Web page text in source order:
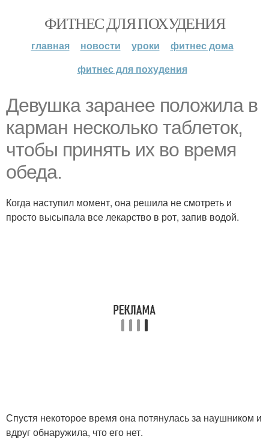
ФИТНЕС ДЛЯ ПОХУДЕНИЯ
главная новости уроки
фитнес дома
фитнес для похудения
Девушка заранее положила в
карман несколько таблеток,
чтобы принять их во время
обеда.
Когда наступил момент, она решила не смотреть и
просто высыпала все лекарство в рот, запив водой.
Спустя некоторое время она потянулась за наушником и
вдруг обнаружила, что его нет.